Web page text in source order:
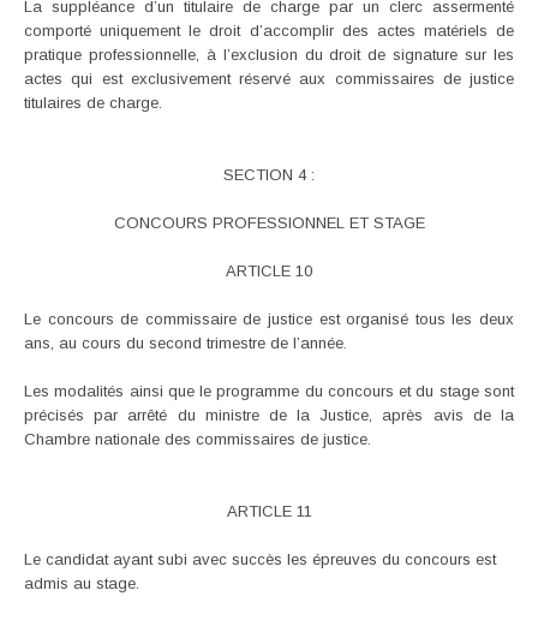
La suppléance d’un titulaire de charge par un clerc assermenté
comporté uniquement le droit d’accomplir des actes matériels de
pratique professionnelle, à l’exclusion du droit de signature sur les
actes qui est exclusivement réservé aux commissaires de justice
titulaires de charge.
SECTION 4 :
CONCOURS PROFESSIONNEL ET STAGE
ARTICLE 10
Le concours de commissaire de justice est organisé tous les deux
ans, au cours du second trimestre de l’année.
Les modalités ainsi que le programme du concours et du stage sont
précisés par arrêté du ministre de la Justice, après avis de la
Chambre nationale des commissaires de justice.
ARTICLE 11
Le candidat ayant subi avec succès les épreuves du concours est
admis au stage.